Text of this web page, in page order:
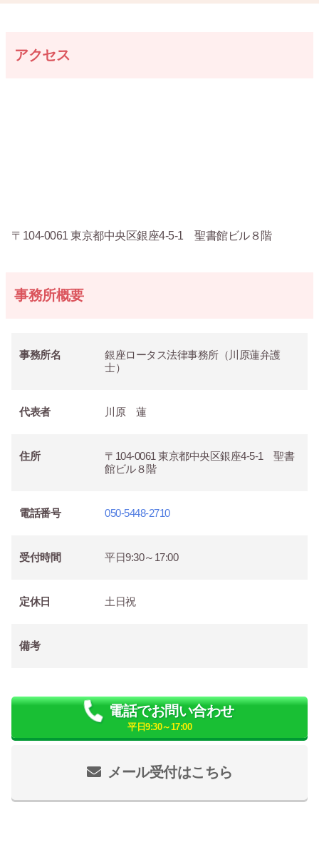
アクセス
〒104-0061 東京都中央区銀座4-5-1 聖書館ビル８階
事務所概要
事務所名
銀座ロータス法律事務所（川原蓮弁護
士）
代表者 川原 蓮
住所
〒104-0061 東京都中央区銀座4-5-1 聖書
館ビル８階
電話番号 050-5448-2710
受付時間 平日9:30～17:00
定休日 土日祝
備考
メール受付はこちら
電話でお問い合わせ
平日9:30～17:00